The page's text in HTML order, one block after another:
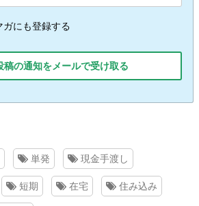
ガにも登録する
の通知をメールで受け取る
単発 現金手渡し
短期 在宅 住み込み